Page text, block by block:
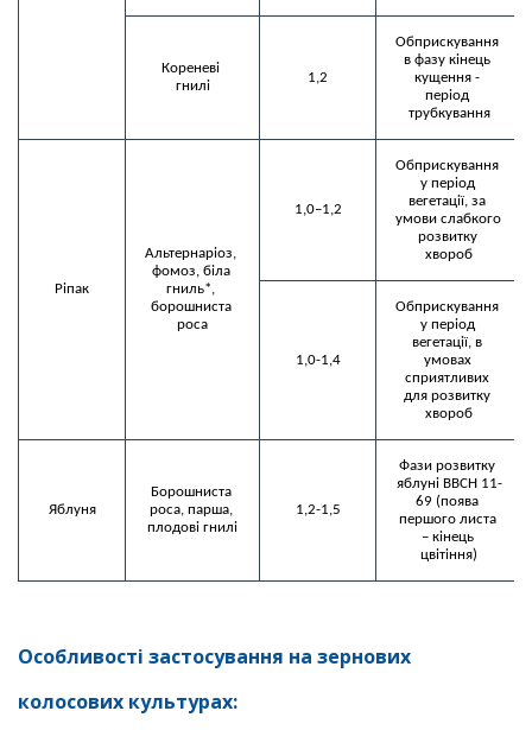
Кореневі
гнилі
1,2
Обприскування
в фазу кінець
кущення -
період
трубкування
Ріпак
Альтернаріоз,
фомоз, біла
гниль*,
борошниста
роса
1,0–1,2
Обприскування
у період
вегетації, за
умови слабкого
розвитку
1,0-1,4
Обприскування
у період
вегетації, в
умовах
сприятливих
для розвитку
Яблуня
Борошниста
роса, парша,
плодові гнилі
1,2-1,5
Фази розвитку
яблуні ВВСН 11-
69 (поява
першого листа
– кінець
цвітіння)
Особливості застосування на зернових
колосових культурах: